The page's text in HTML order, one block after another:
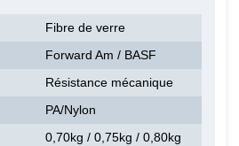
Fibre de verre
Forward Am / BASF
Résistance mécanique
PA/Nylon
0,70kg / 0,75kg / 0,80kg